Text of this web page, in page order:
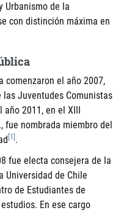
Urbanismo de la
con distinción máxima en
comenzaron el año 2007,
Juventudes Comunistas
2011, en el XIII
fue nombrada miembro del
[1] .
fue electa consejera de la
Universidad de Chile
de Estudiantes de
En ese cargo